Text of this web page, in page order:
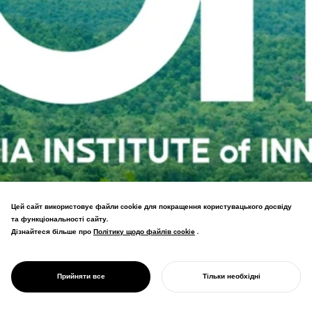
ASIA INSTITUTE
OF INNOVATION
Led the revitalization of the Asia
future of the planet from the far corners of
Цей сайт використовує файли cookie для покращення користувацького досвіду
та функціональності сайту.
Дізнайтеся більше про Політику щодо файлів cookie
Політику щодо файлів cookie .
Прийняти все Тільки необхідні